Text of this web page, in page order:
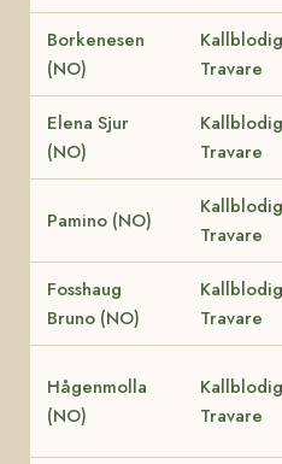
Borkenesen
(NO)
Kallblodig
Travare
Elena Sjur
(NO)
Kallblodig
Travare
Pamino (NO)
Kallblodig
Travare
Fosshaug
Bruno (NO)
Kallblodig
Travare
Hågenmolla
(NO)
Kallblodig
Travare